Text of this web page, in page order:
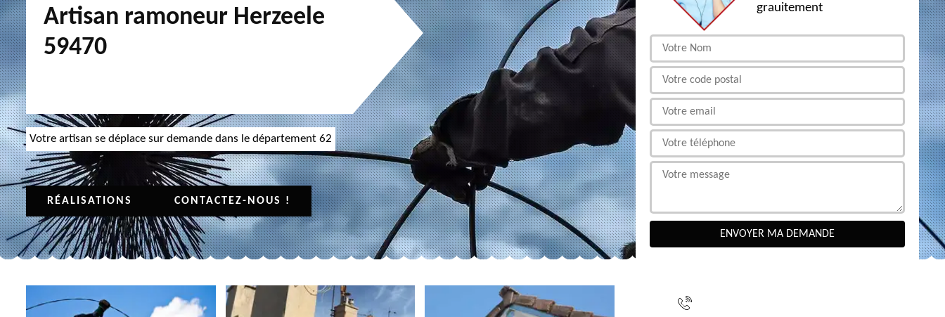
Artisan ramoneur Herzeele
59470
Votre artisan se déplace sur demande dans le département 62
RÉALISATIONS CONTACTEZ-NOUS !
grauitement